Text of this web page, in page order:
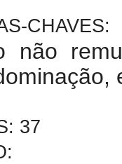
CHAVES:
não
37